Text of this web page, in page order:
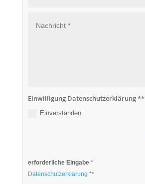
Einwilligung Datenschutzerklärung **
Einverstanden
erforderliche Eingabe*
Datenschutzerklärung **